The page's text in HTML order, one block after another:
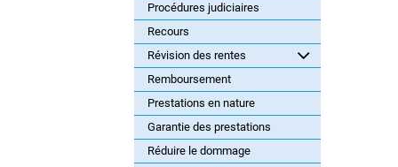
Procédures judiciaires
Recours
Révision des rentes
Remboursement
Prestations en nature
Garantie des prestations
Réduire le dommage